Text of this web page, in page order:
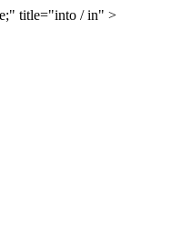
title="into / in" >